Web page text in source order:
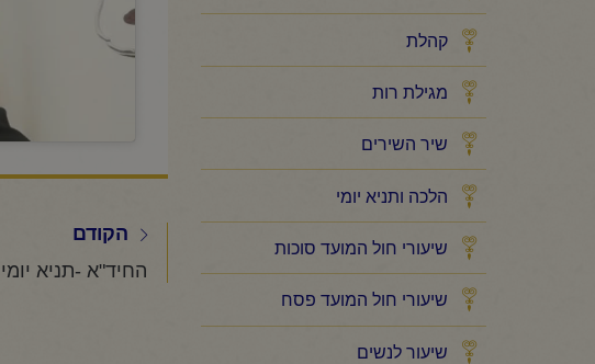
קהלת
מגילת רות
שיר השירים
הלכה ותניא יומי
שיעורי חול המועד סוכות
שיעורי חול המועד פסח
שיעור לנשים
הקודם